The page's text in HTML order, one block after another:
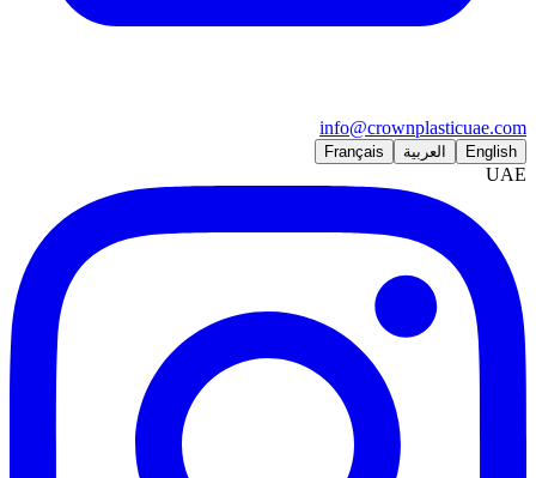
info@crownplasticuae.com
English العربية Français
UAE